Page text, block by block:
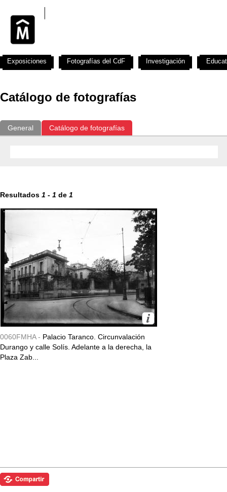
Catálogo de fotografías
General Catálogo de fotografías
Resultados 1 - 1 de 1
0060FMHA - Palacio Taranco. Circunvalación
Durango y calle Solís. Adelante a la derecha, la
Plaza Zab...
Exposiciones Fotografías del CdF Investigación